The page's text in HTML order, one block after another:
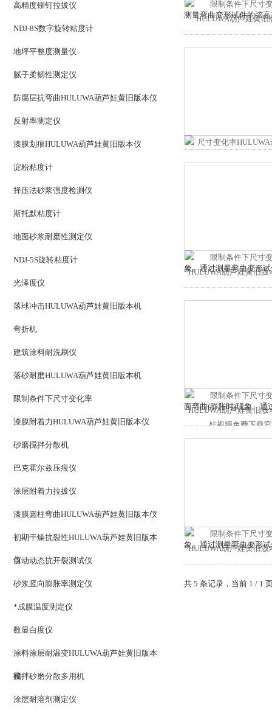
高精度铆钉拉拔仪
NDJ-8S数字旋转粘度计
地坪平整度测量仪
腻子柔韧性测定仪
防腐层抗弯曲HULUWA葫芦娃黄旧版本仪
反射率测定仪
漆膜划痕HULUWA葫芦娃黄旧版本仪
淀粉粘度计
择压法砂浆强度检测仪
斯托默粘度计
地面砂浆耐磨性测定仪
NDJ-5S旋转粘度计
光泽度仪
落球冲击HULUWA葫芦娃黄旧版本机
弯折机
建筑涂料耐洗刷仪
落砂耐磨HULUWA葫芦娃黄旧版本机
限制条件下尺寸变化率
漆膜附着力HULUWA葫芦娃黄旧版本仪
砂磨搅拌分散机
巴克霍尔兹压痕仪
涂层附着力拉拔仪
漆膜圆柱弯曲HULUWA葫芦娃黄旧版本仪
初期干燥抗裂性HULUWA葫芦娃黄旧版本
仪
自动动态抗开裂测试仪
砂浆竖向膨胀率测定仪
*成膜温度测定仪
数显白度仪
涂料涂层耐温变HULUWA葫芦娃黄旧版本
箱
搅拌砂磨分散多用机
涂层耐溶剂测定仪
测量弯曲变形试件的弦高
象。通过测量弯曲变形
面弯曲(膨胀时)现象。
象。通过测量弯曲变形
共 5 条记录，当前 1